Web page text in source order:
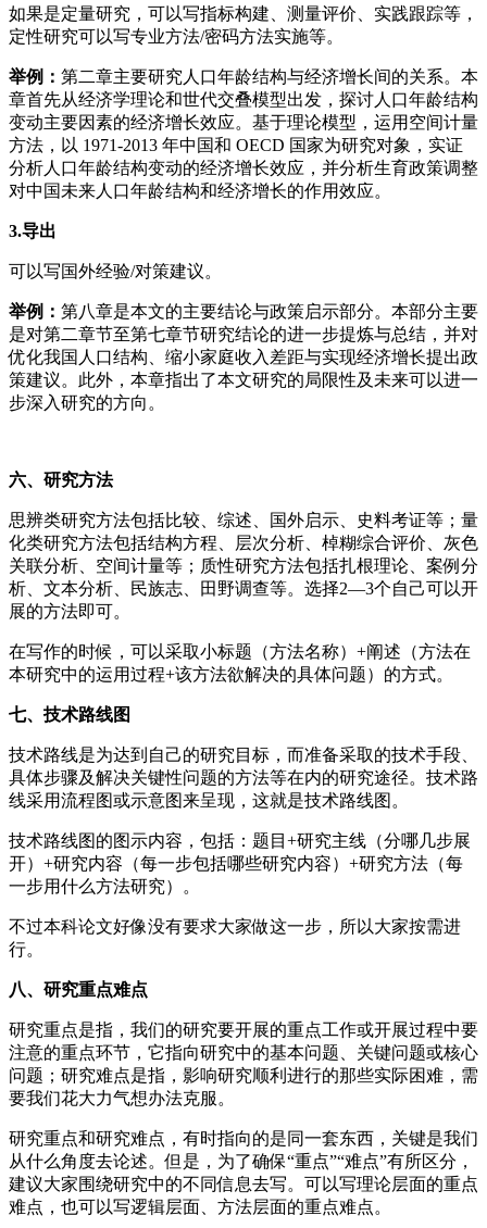
如果是定量研究，可以写指标构建、测量评价、实践跟踪等，
定性研究可以写专业方法/密码方法实施等。
举例： 第二章主要研究人口年龄结构与经济增长间的关系。本
章首先从经济学理论和世代交叠模型出发，探讨人口年龄结构
变动主要因素的经济增长效应。基于理论模型，运用空间计量
方法，以 1971-2013 年中国和 OECD 国家为研究对象，实证
分析人口年龄结构变动的经济增长效应，并分析生育政策调整
对中国未来人口年龄结构和经济增长的作用效应。
3.导出
可以写国外经验/对策建议。
举例： 第八章是本文的主要结论与政策启示部分。本部分主要
是对第二章节至第七章节研究结论的进一步提炼与总结，并对
优化我国人口结构、缩小家庭收入差距与实现经济增长提出政
策建议。此外，本章指出了本文研究的局限性及未来可以进一
步深入研究的方向。
六、研究方法
思辨类研究方法包括比较、综述、国外启示、史料考证等；量
化类研究方法包括结构方程、层次分析、棹糊综合评价、灰色
关联分析、空间计量等；质性研究方法包括扎根理论、案例分
析、文本分析、民族志、田野调查等。选择2—3个自己可以开
展的方法即可。
在写作的时候，可以采取小标题（方法名称）+阐述（方法在
本研究中的运用过程+该方法欲解决的具体问题）的方式。
七、技术路线图
技术路线是为达到自己的研究目标，而准备采取的技术手段、
具体步骤及解决关键性问题的方法等在内的研究途径。技术路
线采用流程图或示意图来呈现，这就是技术路线图。
技术路线图的图示内容，包括：题目+研究主线（分哪几步展
开）+研究内容（每一步包括哪些研究内容）+研究方法（每
一步用什么方法研究）。
不过本科论文好像没有要求大家做这一步，所以大家按需进
行。
八、研究重点难点
研究重点是指，我们的研究要开展的重点工作或开展过程中要
注意的重点环节，它指向研究中的基本问题、关键问题或核心
问题；研究难点是指，影响研究顺利进行的那些实际困难，需
要我们花大力气想办法克服。
研究重点和研究难点，有时指向的是同一套东西，关键是我们
从什么角度去论述。但是，为了确保“重点”“难点”有所区分，
建议大家围绕研究中的不同信息去写。可以写理论层面的重点
难点，也可以写逻辑层面、方法层面的重点难点。